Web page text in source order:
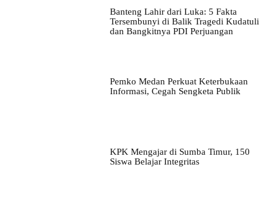
Banteng Lahir dari Luka: 5 Fakta
Tersembunyi di Balik Tragedi Kudatuli
dan Bangkitnya PDI Perjuangan
Pemko Medan Perkuat Keterbukaan
Informasi, Cegah Sengketa Publik
KPK Mengajar di Sumba Timur, 150
Siswa Belajar Integritas